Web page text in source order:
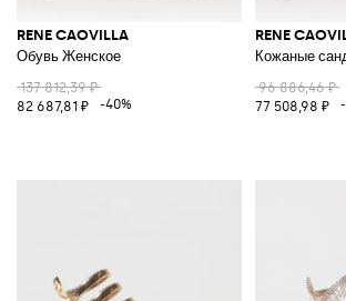
RENE CAOVILLA
Обувь Женское
137 812,39 ₽
82 687,81 ₽
-40%
RENE
Кожаные
96 886,46 ₽
77 508,98 ₽